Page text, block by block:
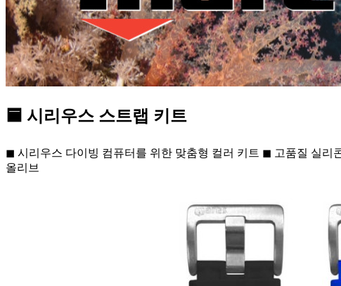
🟦 시리우스 스트랩 키트
◼ 시리우스 다이빙 컴퓨터를 위한 맞춤형 컬러 키트 ◼ 고품질 실리
올리브